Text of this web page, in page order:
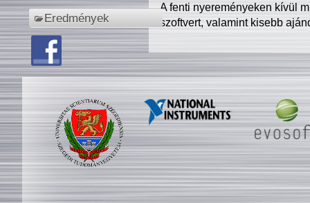
Eredmények
A fenti nyereményeken kívül
szoftvert, valamint kisebb